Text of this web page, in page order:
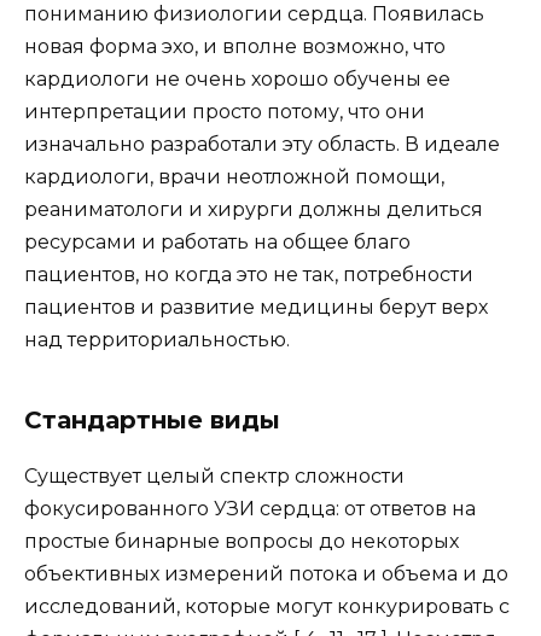
пониманию физиологии сердца. Появилась
новая форма эхо, и вполне возможно, что
кардиологи не очень хорошо обучены ее
интерпретации просто потому, что они
изначально разработали эту область. В идеале
кардиологи, врачи неотложной помощи,
реаниматологи и хирурги должны делиться
ресурсами и работать на общее благо
пациентов, но когда это не так, потребности
пациентов и развитие медицины берут верх
над территориальностью.
Стандартные виды
Существует целый спектр сложности
фокусированного УЗИ сердца: от ответов на
простые бинарные вопросы до некоторых
объективных измерений потока и объема и до
исследований, которые могут конкурировать с